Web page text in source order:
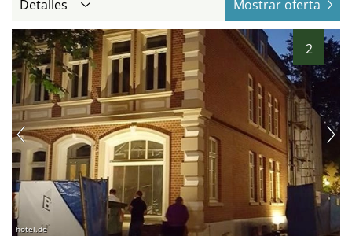
Detalles Mostrar oferta
2
hotel.de